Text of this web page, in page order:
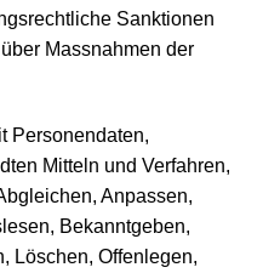
Sanktionen
Mass­nahmen der
Personen­daten,
Mitteln und Verfahren,
Anpassen,
Bekannt­geben,
Löschen, Offenlegen,